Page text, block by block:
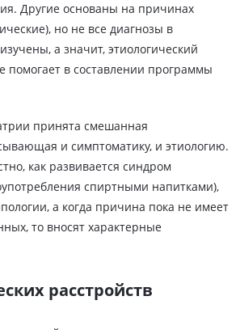
Другие основаны на причинах
но не все диагнозы в
а значит, этиологический
помогает в составлении программы
принята смешанная
и симптоматику, и этиологию.
как развивается синдром
спиртными напитками),
а когда причина пока не имеет
то вносят характерные
расстройств